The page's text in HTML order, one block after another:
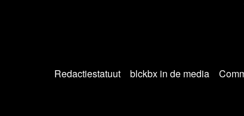
Redactiestatuut blckbx in de media